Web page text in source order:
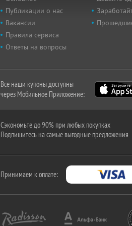
Публикации о нас
Вакансии
Правила сервиса
Ответы на вопросы
Все наши купоны доступны
через Мобильное Приложение:
Сэкономьте до 90% при любых покупках
Подпишитесь на самые выгодные предложения
Принимаем к оплате: